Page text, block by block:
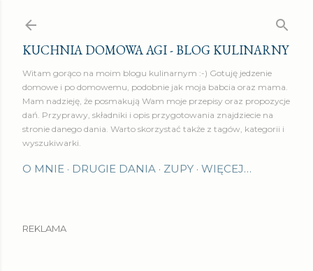
KUCHNIA DOMOWA AGI - BLOG KULINARNY
Witam gorąco na moim blogu kulinarnym :-) Gotuję jedzenie
domowe i po domowemu, podobnie jak moja babcia oraz mama.
Mam nadzieję, że posmakują Wam moje przepisy oraz propozycje
dań. Przyprawy, składniki i opis przygotowania znajdziecie na
stronie danego dania. Warto skorzystać także z tagów, kategorii i
wyszukiwarki.
O MNIE DRUGIE DANIA ZUPY WIĘCEJ…
REKLAMA